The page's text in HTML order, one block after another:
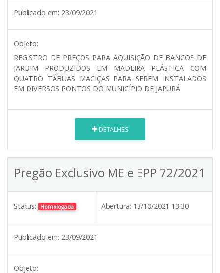
Publicado em: 23/09/2021
Objeto:
REGISTRO DE PREÇOS PARA AQUISIÇÃO DE BANCOS DE
JARDIM PRODUZIDOS EM MADEIRA PLÁSTICA COM
QUATRO TÁBUAS MACIÇAS PARA SEREM INSTALADOS
EM DIVERSOS PONTOS DO MUNICÍPIO DE JAPURÁ
DETALHES
Pregão Exclusivo ME e EPP 72/2021
Status: Homologada Abertura: 13/10/2021 13:30
Publicado em: 23/09/2021
Objeto: